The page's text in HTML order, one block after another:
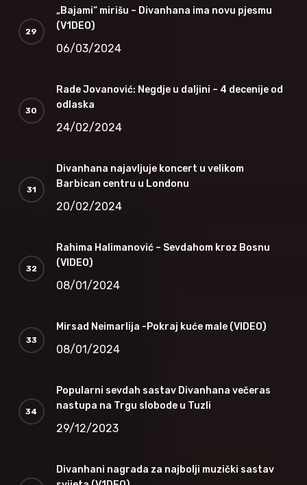
„Bajami“ mirišu – Divanhana ima novu pjesmu
(V1DEO)
06/03/2024
Rade Jovanović: Negdje u daljini – 4 decenije od
odlaska
24/02/2024
Divanhana najavljuje koncert u velikom
Barbican centru u Londonu
20/02/2024
Rahima Halimanović – Sevdahom kroz Bosnu
(VIDEO)
08/01/2024
Mirsad Neimarlija -Pokraj kuće male (VIDEO)
08/01/2024
Popularni sevdah sastav Divanhana večeras
nastupa na Trgu slobode u Tuzli
29/12/2023
Divanhani nagrada za najbolji muzički sastav